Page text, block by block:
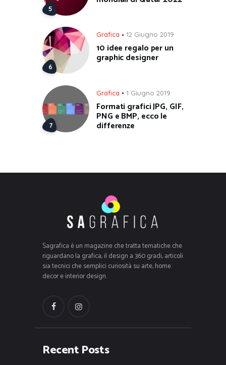
Grafica 12 Giugno 2019
10 idee regalo per un
graphic designer
Grafica 1 Giugno 2019
Formati grafici JPG, GIF,
PNG e BMP, ecco le
differenze
Sagrafica è un magazine che tratta tematiche che
riguardano la grafica, il design a 360 gradi, articoli
sia tecnici che semplici curiosità su arte, home
decor e interior design.
Recent Posts